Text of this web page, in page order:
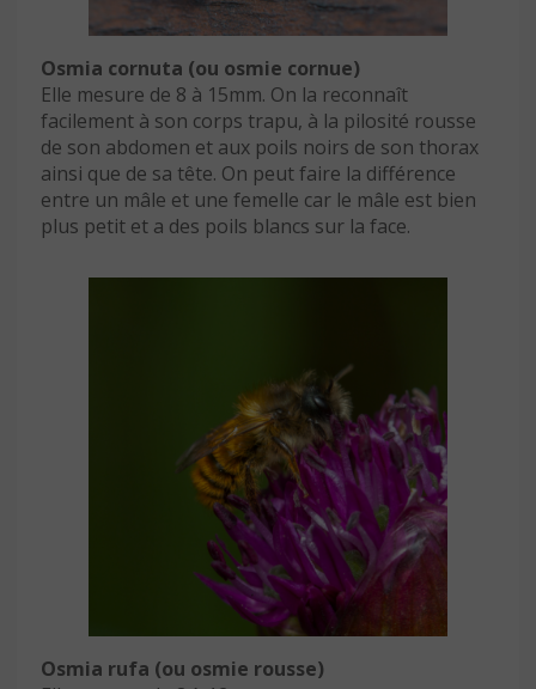
Osmia cornuta (ou osmie cornue)
Elle mesure de 8 à 15mm. On la reconnaît
facilement à son corps trapu, à la pilosité rousse
de son abdomen et aux poils noirs de son thorax
ainsi que de sa tête. On peut faire la différence
entre un mâle et une femelle car le mâle est bien
plus petit et a des poils blancs sur la face.
Osmia rufa (ou osmie rousse)